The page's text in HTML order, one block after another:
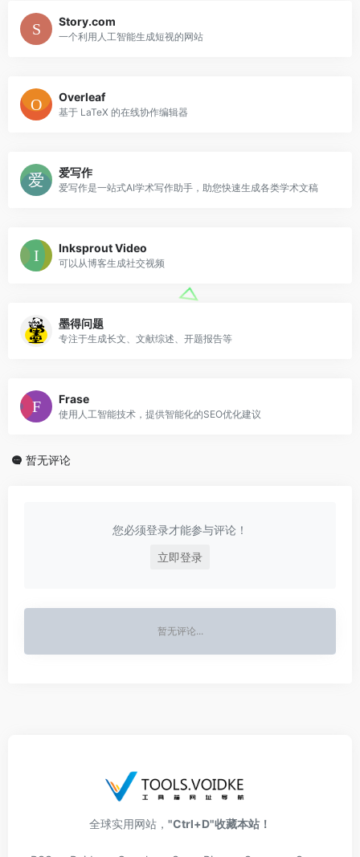
Story.com
一个利用人工智能生成短视的网站
Overleaf
基于 LaTeX 的在线协作编辑器
爱写作
爱写作是一站式AI学术写作助手，助您快速生成各类学术文稿
Inksprout Video
可以从博客生成社交视频
墨得问题
专注于生成长文、文献综述、开题报告等
Frase
使用人工智能技术，提供智能化的SEO优化建议
暂无评论
您必须登录才能参与评论！
立即登录
暂无评论...
全球实用网站， "Ctrl+D"收藏本站！